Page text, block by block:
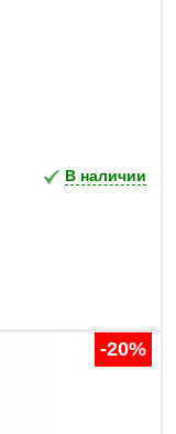
В наличии
-20%